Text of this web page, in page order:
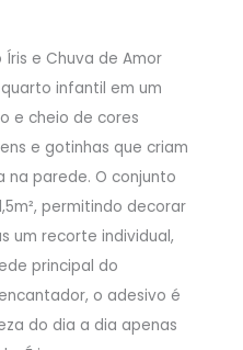
Íris e Chuva de Amor
infantil em um
e cheio de cores
e gotinhas que criam
parede. O conjunto
permitindo decorar
um recorte individual,
principal do
o adesivo é
do dia a dia apenas